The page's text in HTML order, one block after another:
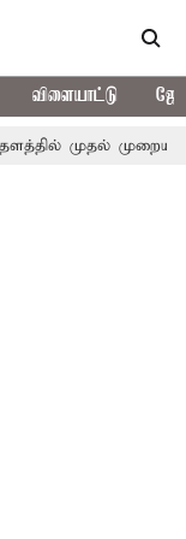
விளையாட்டு
முதல் முறையாக